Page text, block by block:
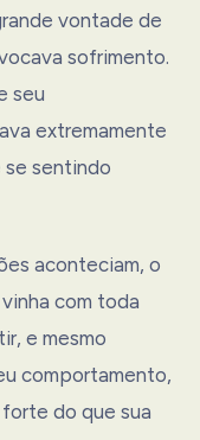
vontade de
sofrimento.
seu
extremamente
se sentindo
aconteciam, o
com toda
e mesmo
comportamento,
do que sua